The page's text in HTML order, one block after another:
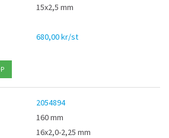
15x2,5 mm
680,00 kr/st
2054894
160 mm
16x2,0-2,25 mm